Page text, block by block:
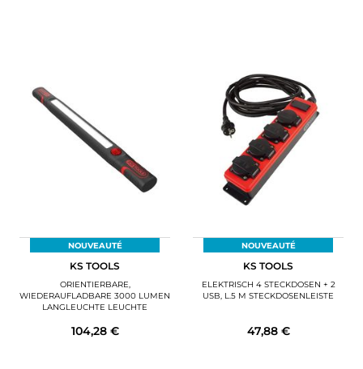
NOUVEAUTÉ
KS TOOLS
ORIENTIERBARE,
WIEDERAUFLADBARE 3000 LUMEN
LANGLEUCHTE LEUCHTE
104,28 €
NOUVEAUTÉ
KS TOOLS
ELEKTRISCH 4 STECKDOSEN + 2
USB, L.5 M STECKDOSENLEISTE
47,88 €